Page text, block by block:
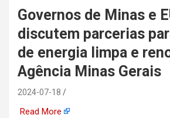
automotiva,
indústria naval, etc
Governos de Minas e
discutem parcerias
de energia limpa e
Agência Minas Gerais
2024-07-18
Read More